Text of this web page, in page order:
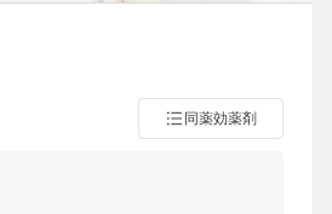
同薬効薬剤